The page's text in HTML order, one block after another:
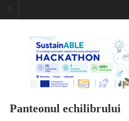
Panteonul echilibrului